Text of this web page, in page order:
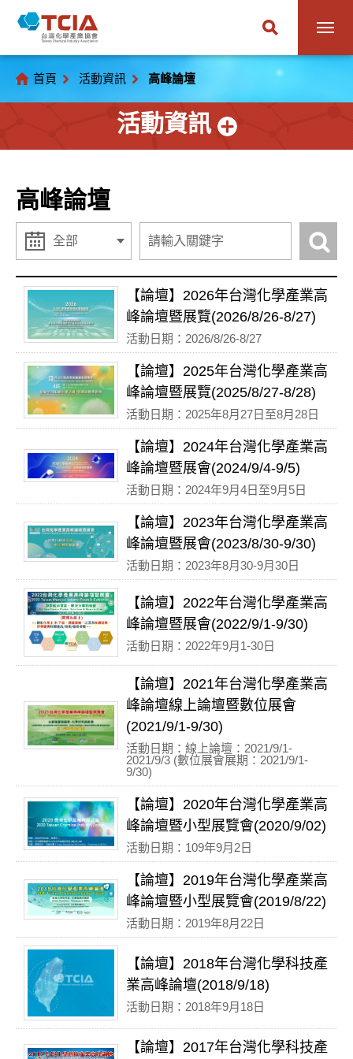
首頁 活動資訊 高峰論壇
活動資訊
高峰論壇
【論壇】2026年台灣化學產業高
峰論壇暨展覽(2026/8/26-8/27)
活動日期：2026/8/26-8/27
【論壇】2025年台灣化學產業高
峰論壇暨展覽(2025/8/27-8/28)
活動日期：2025年8月27日至8月28日
【論壇】2024年台灣化學產業高
峰論壇暨展會(2024/9/4-9/5)
活動日期：2024年9月4日至9月5日
【論壇】2023年台灣化學產業高
峰論壇暨展會(2023/8/30-9/30)
活動日期：2023年8月30-9月30日
【論壇】2022年台灣化學產業高
峰論壇暨展會(2022/9/1-9/30)
活動日期：2022年9月1-30日
【論壇】2021年台灣化學產業高
峰論壇線上論壇暨數位展會
(2021/9/1-9/30)
活動日期：線上論壇：2021/9/1-
2021/9/3 (數位展會展期：2021/9/1-
9/30)
【論壇】2020年台灣化學產業高
峰論壇暨小型展覽會(2020/9/02)
活動日期：109年9月2日
【論壇】2019年台灣化學產業高
峰論壇暨小型展覽會(2019/8/22)
活動日期：2019年8月22日
【論壇】2018年台灣化學科技產
業高峰論壇(2018/9/18)
活動日期：2018年9月18日
【論壇】2017年台灣化學科技產